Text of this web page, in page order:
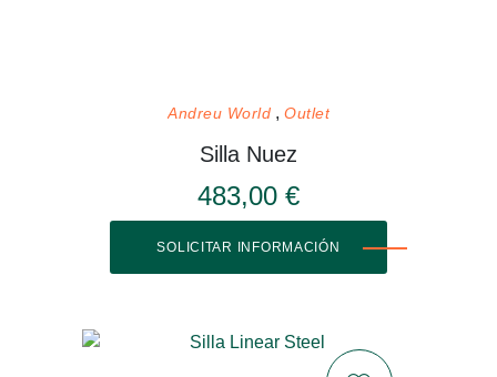
Andreu World Outlet
Silla Nuez
483,00 €
SOLICITAR INFORMACIÓN